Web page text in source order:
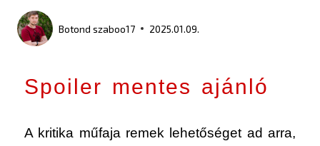
Botond szaboo17 2025.01.09.
Spoiler mentes ajánló
A kritika műfaja remek lehetőséget ad arra,